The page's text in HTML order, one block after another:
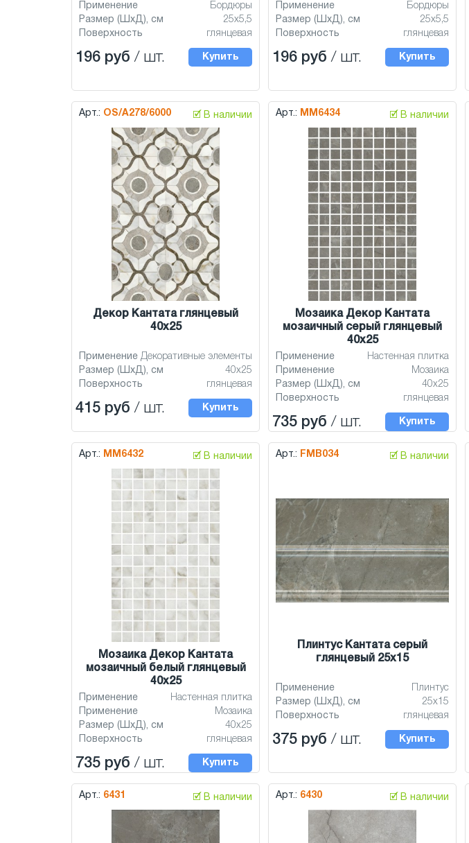
Применение
Бордюры
Размер (ШхД), см
25x5,5
Поверхность
глянцевая
196 руб / шт. Купить
Применение
Бордюры
Размер (ШхД), см
25x5,5
Поверхность
глянцевая
196 руб / шт. Купить
Арт.: OS/A278/6000 🗹 В наличии
Декор Кантата глянцевый
40x25
Применение Декоративные элементы
Размер (ШхД), см
40x25
Поверхность
глянцевая
415 руб / шт. Купить
Арт.: MM6434 🗹 В наличии
Мозаика Декор Кантата
мозаичный серый глянцевый
40x25
Применение
Настенная плитка
Применение
Мозаика
Размер (ШхД), см
40x25
Поверхность
глянцевая
735 руб / шт. Купить
Арт.: MM6432 🗹 В наличии
Мозаика Декор Кантата
мозаичный белый глянцевый
40x25
Применение
Настенная плитка
Применение
Мозаика
Размер (ШхД), см
40x25
Поверхность
глянцевая
735 руб / шт. Купить
Арт.: FMB034 🗹 В наличии
Плинтус Кантата серый
глянцевый 25x15
Применение
Плинтус
Размер (ШхД), см
25x15
Поверхность
глянцевая
375 руб / шт. Купить
Арт.: 6431 🗹 В наличии Арт.: 6430 🗹 В наличии